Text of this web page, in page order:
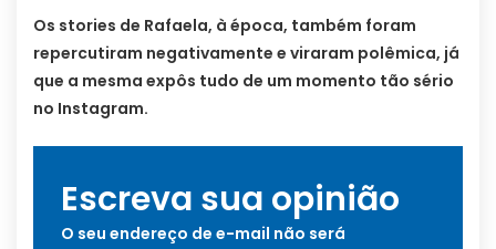
Os stories de Rafaela, à época, também foram
repercutiram negativamente e viraram polêmica, já
que a mesma expôs tudo de um momento tão sério
no Instagram.
Escreva sua opinião
O seu endereço de e-mail não será